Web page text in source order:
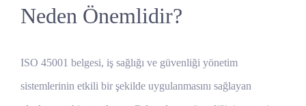
Neden Önemlidir?
ISO 45001 belgesi, iş sağlığı ve güvenliği yönetim
sistemlerinin etkili bir şekilde uygulanmasını sağlayan